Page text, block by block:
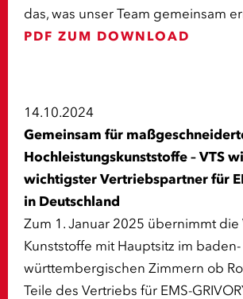
das, was unser Team gemeinsam
PDF ZUM DOWNLOAD
14.10.2024
Gemeinsam für
Hochleistungskunststoffe – VTS
wichtigster Vertriebspartner für
in Deutschland
Zum 1. Januar 2025 übernimmt die
Kunststoffe mit Hauptsitz im baden-
württembergischen Zimmern ob
Teile des Vertriebs für EMS-